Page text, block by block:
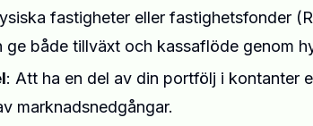
fastigheter eller fastighetsfonder
både tillväxt och kassaflöde genom
: Att ha en del av din portfölj i kontanter
marknadsnedgångar.